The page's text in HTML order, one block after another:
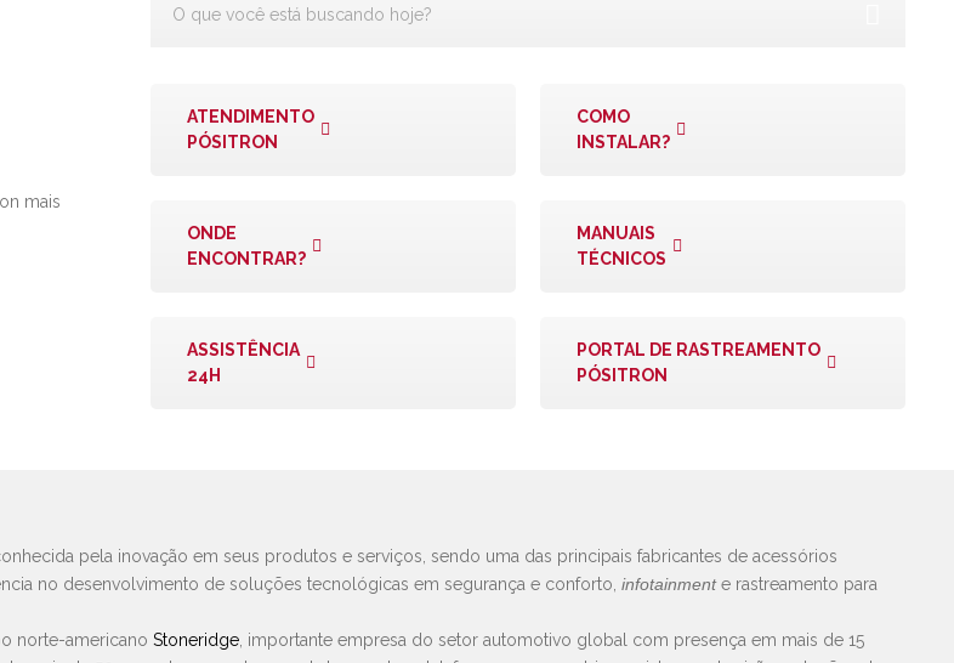
mais
ATENDIMENTO
PÓSITRON
COMO
INSTALAR?
ONDE
ENCONTRAR?
MANUAIS
TÉCNICOS
ASSISTÊNCIA
24H
PORTAL DE RASTREAMENTO
PÓSITRON
pela inovação em seus produtos e serviços, sendo uma das principais fabricantes de acessórios
no desenvolvimento de soluções tecnológicas em segurança e conforto,infotainmente rastreamento para
norte-americanoStoneridge , importante empresa do setor automotivo global com presença em mais de 15